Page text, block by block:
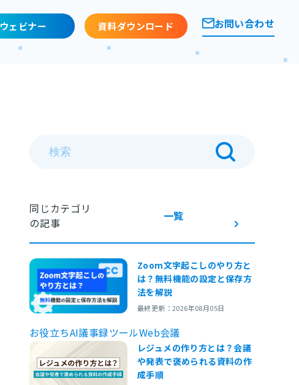
ウェビナー 資料ダウンロード お問い合わせ
同じカテゴリ
の記事
一覧
Zoom文字起こしのやり方と
は？無料機能の設定と保存方
法を解説
最終更新：2026年08月05日
お役立ちAI議事録ツールWeb会議
レジュメの作り方とは？会議
や発表で褒められる資料の作
成手順